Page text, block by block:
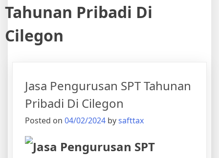
Tahunan Pribadi Di
Cilegon
Jasa Pengurusan SPT Tahunan
Pribadi Di Cilegon
Posted on 04/02/2024 bysafttax